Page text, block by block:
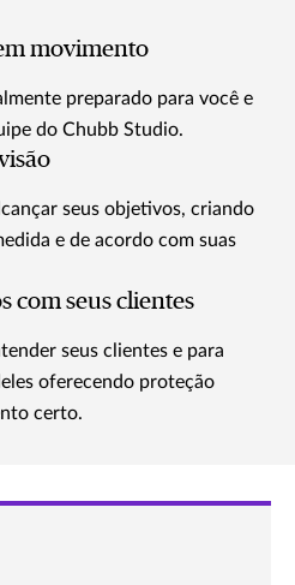
movimento
preparado para você e
do Chubb Studio.
seus objetivos, criando
e de acordo com suas
com seus clientes
seus clientes e para
oferecendo proteção
certo.